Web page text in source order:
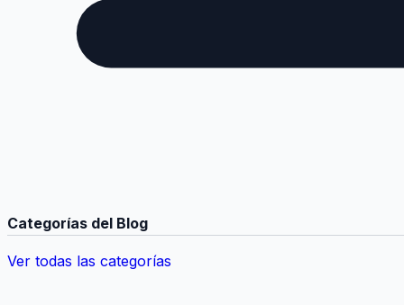
Categorías del Blog
Ver todas las categorías